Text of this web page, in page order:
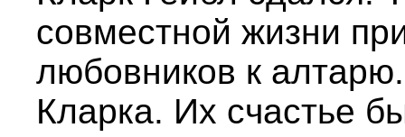
совместной жизни
любовников к
Кларка. Их счастье